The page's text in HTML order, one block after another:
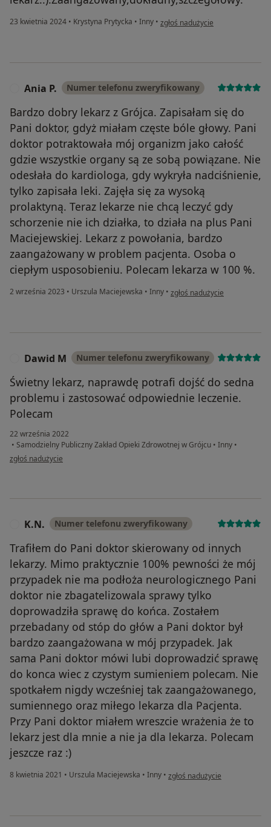
23 kwietnia 2024 • Krystyna Prytycka • Inny • w opinii użytkownika Krzysztofa
zgłoś nadużycie
Ania P. Numer telefonu zweryfikowany
Bardzo dobry lekarz z Grójca. Zapisałam się do
Pani doktor, gdyż miałam częste bóle głowy. Pani
doktor potraktowała mój organizm jako całość
gdzie wszystkie organy są ze sobą powiązane. Nie
odesłała do kardiologa, gdy wykryła nadciśnienie,
tylko zapisała leki. Zajęła się za wysoką
prolaktyną. Teraz lekarze nie chcą leczyć gdy
schorzenie nie ich działka, to działa na plus Pani
Maciejewskiej. Lekarz z powołania, bardzo
zaangażowany w problem pacjenta. Osoba o
ciepłym usposobieniu. Polecam lekarza w 100 %.
2 września 2023 • Urszula Maciejewska • Inny • w opinii użytkownika Ania P.
zgłoś nadużycie
Dawid M Numer telefonu zweryfikowany
Świetny lekarz, naprawdę potrafi dojść do sedna
problemu i zastosować odpowiednie leczenie.
Polecam
22 września 2022
• Samodzielny Publiczny Zakład Opieki Zdrowotnej w Grójcu • Inny •
w opinii użytkownika Dawid M
zgłoś nadużycie
K.N. Numer telefonu zweryfikowany
Trafiłem do Pani doktor skierowany od innych
lekarzy. Mimo praktycznie 100% pewności że mój
przypadek nie ma podłoża neurologicznego Pani
doktor nie zbagatelizowala sprawy tylko
doprowadziła sprawę do końca. Zostałem
przebadany od stóp do głów a Pani doktor był
bardzo zaangażowana w mój przypadek. Jak
sama Pani doktor mówi lubi doprowadzić sprawę
do konca wiec z czystym sumieniem polecam. Nie
spotkałem nigdy wcześniej tak zaangażowanego,
sumiennego oraz miłego lekarza dla Pacjenta.
Przy Pani doktor miałem wreszcie wrażenia że to
lekarz jest dla mnie a nie ja dla lekarza. Polecam
jeszcze raz :)
8 kwietnia 2021 • Urszula Maciejewska • Inny • w opinii użytkownika K.N.
zgłoś nadużycie